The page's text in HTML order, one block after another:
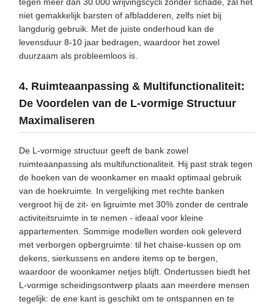
niet gemakkelijk barsten of afbladderen, zelfs niet bij
langdurig gebruik. Met de juiste onderhoud kan de
levensduur 8-10 jaar bedragen, waardoor het zowel
duurzaam als probleemloos is.
4. Ruimteaanpassing & Multifunctionaliteit:
De Voordelen van de L-vormige Structuur
Maximaliseren
De L-vormige structuur geeft de bank zowel
ruimteaanpassing als multifunctionaliteit. Hij past strak tegen
de hoeken van de woonkamer en maakt optimaal gebruik
van de hoekruimte. In vergelijking met rechte banken
vergroot hij de zit- en ligruimte met 30% zonder de centrale
activiteitsruimte in te nemen - ideaal voor kleine
appartementen. Sommige modellen worden ook geleverd
met verborgen opbergruimte: til het chaise-kussen op om
dekens, sierkussens en andere items op te bergen,
waardoor de woonkamer netjes blijft. Ondertussen biedt het
L-vormige scheidingsontwerp plaats aan meerdere mensen
tegelijk: de ene kant is geschikt om te ontspannen en te